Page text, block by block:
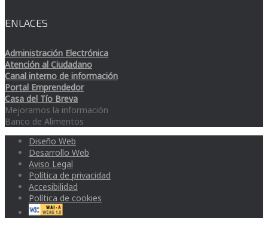
ENLACES
Administración Electrónica
Atención al Ciudadano
Canal interno de información
Portal Emprendedor
Casa del Tío Breva
Mejoramos la información
Banco de Alimentos
Diseño Web
Desarrollo Web
Aviso Legal
Política de privacidad
Accesibilidad
Política de cookies